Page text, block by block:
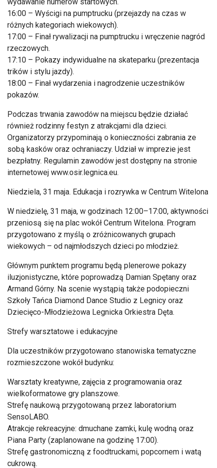
wydawanie numerów startowych.
16:00 – Wyścigi na pumptrucku (przejazdy na czas w
różnych kategoriach wiekowych).
17:00 – Finał rywalizacji na pumptrucku i wręczenie nagród
rzeczowych.
17:10 – Pokazy indywidualne na skateparku (prezentacja
trików i stylu jazdy).
18:00 – Finał wydarzenia i nagrodzenie uczestników
pokazów.
Podczas trwania zawodów na miejscu będzie działać
również rodzinny festyn z atrakcjami dla dzieci.
Organizatorzy przypominają o konieczności zabrania ze
sobą kasków oraz ochraniaczy. Udział w imprezie jest
bezpłatny. Regulamin zawodów jest dostępny na stronie
internetowej www.osir.legnica.eu.
Niedziela, 31 maja. Edukacja i rozrywka w Centrum Witelona
W niedzielę, 31 maja, w godzinach 12:00–17:00, aktywności
przeniosą się na plac wokół Centrum Witelona. Program
przygotowano z myślą o zróżnicowanych grupach
wiekowych – od najmłodszych dzieci po młodzież.
Głównym punktem programu będą plenerowe pokazy
iluzjonistyczne, które poprowadzą Damian Spętany oraz
Armand Górny. Na scenie wystąpią także podopieczni
Szkoły Tańca Diamond Dance Studio z Legnicy oraz
Dziecięco-Młodzieżowa Legnicka Orkiestra Dęta.
Strefy warsztatowe i edukacyjne
Dla uczestników przygotowano stanowiska tematyczne
rozmieszczone wokół budynku:
Warsztaty kreatywne, zajęcia z programowania oraz
wielkoformatowe gry planszowe.
Strefę naukową przygotowaną przez laboratorium
SensoLABO.
Atrakcje rekreacyjne: dmuchane zamki, kulę wodną oraz
Piana Party (zaplanowane na godzinę 17:00).
Strefę gastronomiczną z foodtruckami, popcornem i watą
cukrową.